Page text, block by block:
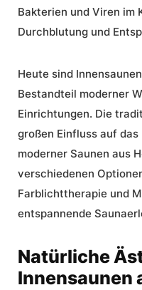
Bakterien und Viren im
Durchblutung und
Heute sind
Bestandteil moderner
Einrichtungen. Die
großen Einfluss auf
moderner Saunen aus
verschiedenen
Farblichttherapie und
entspannende
Natürliche
Innensaunen